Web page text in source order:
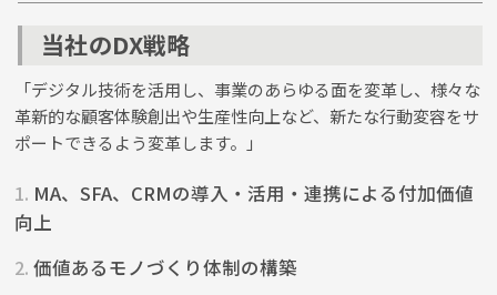
当社のDX戦略
「デジタル技術を活用し、事業のあらゆる面を変革し、様々な
革新的な顧客体験創出や生産性向上など、新たな行動変容をサ
ポートできるよう変革します。」
1. MA、SFA、CRMの導入・活用・連携による付加価値
向上
2. 価値あるモノづくり体制の構築